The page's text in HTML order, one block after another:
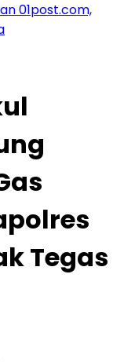
01post.com,
Tegas